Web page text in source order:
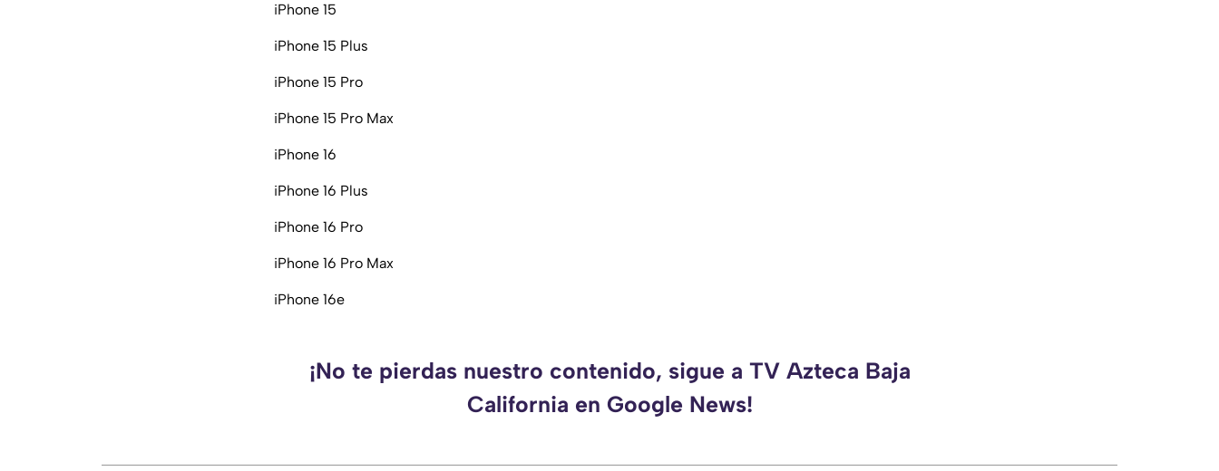
iPhone 15
iPhone 15 Plus
iPhone 15 Pro
iPhone 15 Pro Max
iPhone 16
iPhone 16 Plus
iPhone 16 Pro
iPhone 16 Pro Max
iPhone 16e
¡No te pierdas nuestro contenido, sigue a TV Azteca Baja
California en Google News!